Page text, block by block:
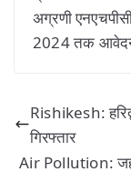
अग्रणी
2024 तक
Rishikesh:
गिरफ्तार
Air Pollution: